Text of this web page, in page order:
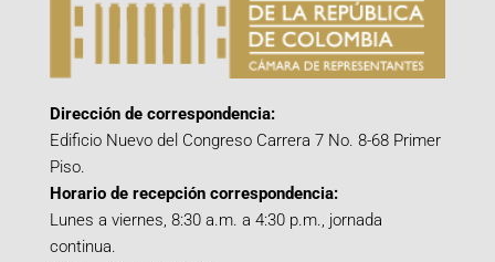
Dirección de correspondencia:
Edificio Nuevo del Congreso Carrera 7 No. 8-68 Primer
Piso.
Horario de recepción correspondencia:
Lunes a viernes, 8:30 a.m. a 4:30 p.m., jornada
continua.